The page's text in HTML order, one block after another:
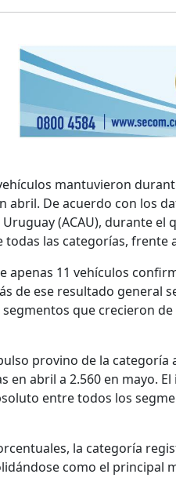
mantuvieron
abril. De acuerdo con los
(ACAU), durante el
todas las categorías, frente
apenas 11 vehículos
de ese resultado general
segmentos que crecieron
provino de la categoría
en abril a 2.560 en mayo.
entre todos los
la categoría
como el principal